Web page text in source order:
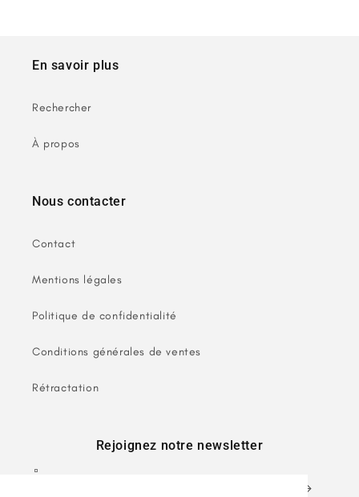
En savoir plus
Rechercher
À propos
Nous contacter
Contact
Mentions légales
Politique de confidentialité
Conditions générales de ventes
Rétractation
Rejoignez notre newsletter